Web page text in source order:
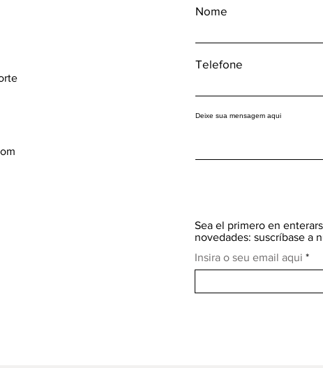
Nome
Telefone
Deixe sua mensagem aqui
Sea el primero en
novedades: suscríbase a
Insira o seu email aqui